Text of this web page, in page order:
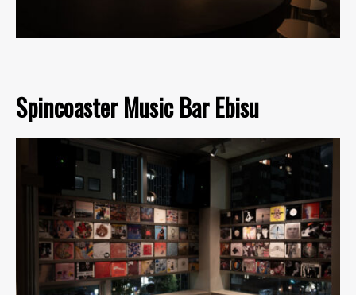
Spincoaster Music Bar Ebisu